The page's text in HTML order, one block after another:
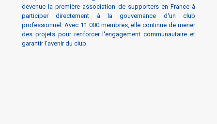
devenue la première association de supporters en France à
participer directement à la gouvernance d'un club
professionnel. Avec 11 000 membres, elle continue de mener
des projets pour renforcer l'engagement communautaire et
garantir l'avenir du club.